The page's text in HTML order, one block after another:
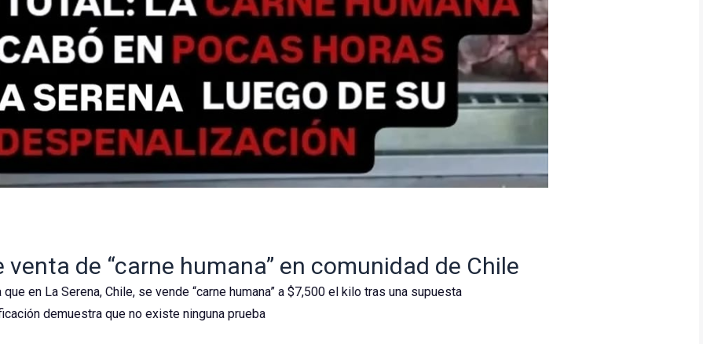
venta de “carne humana” en comunidad de Chile
en La Serena, Chile, se vende “carne humana” a $7,500 el kilo tras una supuesta
demuestra que no existe ninguna prueba